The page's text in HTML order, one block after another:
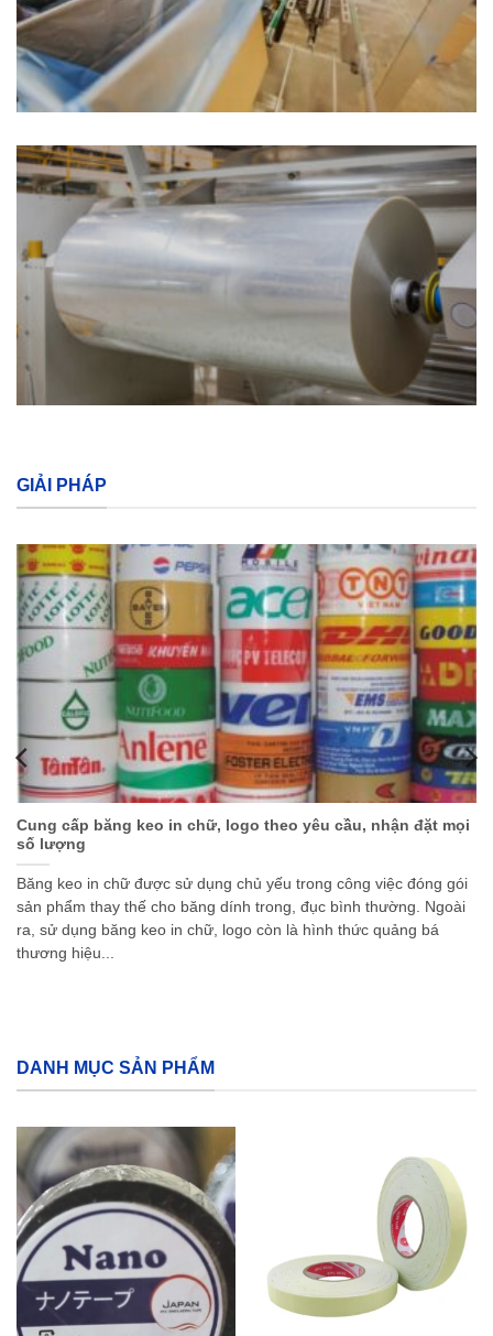
GIẢI PHÁP
Cung cấp băng keo in chữ, logo theo yêu cầu, nhận đặt mọi
số lượng
Băng keo in chữ được sử dụng chủ yếu trong công việc đóng gói
sản phẩm thay thế cho băng dính trong, đục bình thường. Ngoài
ra, sử dụng băng keo in chữ, logo còn là hình thức quảng bá
thương hiệu...
DANH MỤC SẢN PHẨM